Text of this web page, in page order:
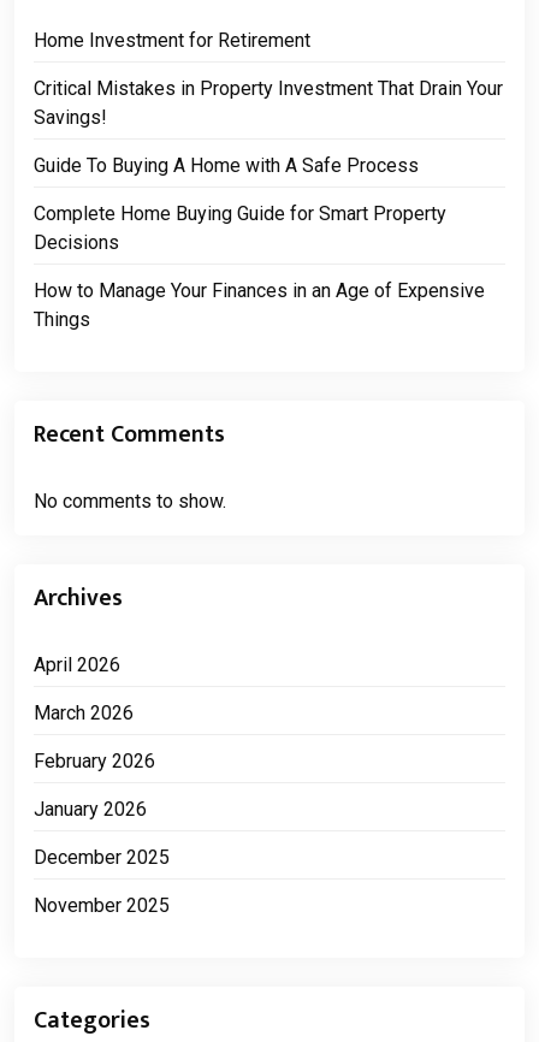
Home Investment for Retirement
Critical Mistakes in Property Investment That Drain Your
Savings!
Guide To Buying A Home with A Safe Process
Complete Home Buying Guide for Smart Property
Decisions
How to Manage Your Finances in an Age of Expensive
Things
Recent Comments
No comments to show.
Archives
April 2026
March 2026
February 2026
January 2026
December 2025
November 2025
Categories